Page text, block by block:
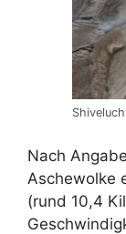
Nach
Aschewolke
(rund 10,4